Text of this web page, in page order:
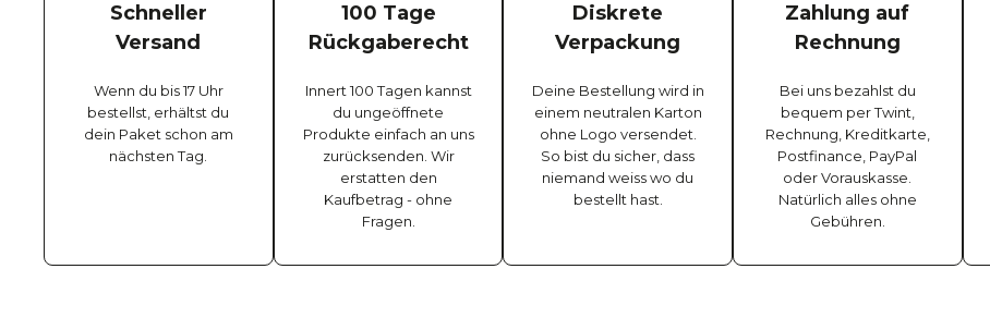
Schneller
Versand
Wenn du bis 17 Uhr
bestellst, erhältst du
dein Paket schon am
nächsten Tag.
100 Tage
Rückgaberecht
Innert 100 Tagen kannst
du ungeöffnete
Produkte einfach an uns
zurücksenden. Wir
erstatten den
Kaufbetrag - ohne
Fragen.
Diskrete
Verpackung
Deine Bestellung wird in
einem neutralen Karton
ohne Logo versendet.
So bist du sicher, dass
niemand weiss wo du
bestellt hast.
Zahlung auf
Rechnung
Bei uns bezahlst du
bequem per Twint,
Rechnung, Kreditkarte,
Postfinance, PayPal
oder Vorauskasse.
Natürlich alles ohne
Gebühren.